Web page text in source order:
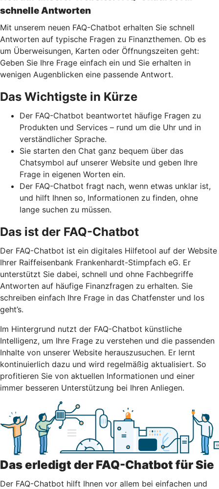
schnelle Antworten
Mit unserem neuen FAQ-Chatbot erhalten Sie schnell
Antworten auf typische Fragen zu Finanzthemen. Ob es
um Überweisungen, Karten oder Öffnungszeiten geht:
Geben Sie Ihre Frage einfach ein und Sie erhalten in
wenigen Augenblicken eine passende Antwort.
Das Wichtigste in Kürze
Der FAQ-Chatbot beantwortet häufige Fragen zu
Produkten und Services – rund um die Uhr und in
verständlicher Sprache.
Sie starten den Chat ganz bequem über das
Chatsymbol auf unserer Website und geben Ihre
Frage in eigenen Worten ein.
Der FAQ-Chatbot fragt nach, wenn etwas unklar ist,
und hilft Ihnen so, Informationen zu finden, ohne
lange suchen zu müssen.
Das ist der FAQ-Chatbot
Der FAQ-Chatbot ist ein digitales Hilfetool auf der Website
Ihrer Raiffeisenbank Frankenhardt-Stimpfach eG. Er
unterstützt Sie dabei, schnell und ohne Fachbegriffe
Antworten auf häufige Finanzfragen zu erhalten. Sie
schreiben einfach Ihre Frage in das Chatfenster und los
geht’s.
Im Hintergrund nutzt der FAQ-Chatbot künstliche
Intelligenz, um Ihre Frage zu verstehen und die passenden
Inhalte von unserer Website herauszusuchen. Er lernt
kontinuierlich dazu und wird regelmäßig aktualisiert. So
profitieren Sie von aktuellen Informationen und einer
immer besseren Unterstützung bei Ihren Anliegen.
Das erledigt der FAQ-Chatbot für Sie
Der FAQ-Chatbot hilft Ihnen vor allem bei einfachen und